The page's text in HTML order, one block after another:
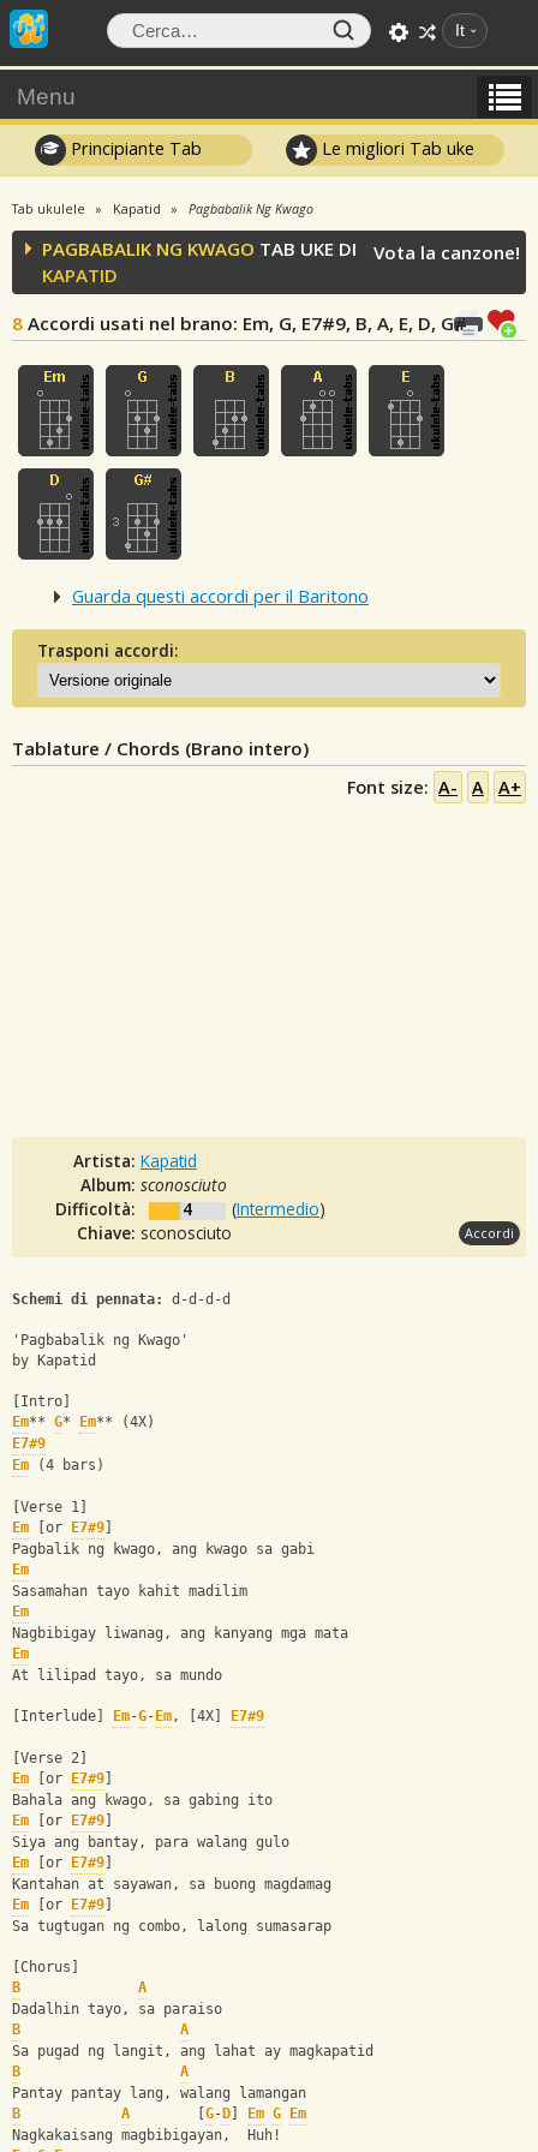
It
Menu
Principiante Tab Le migliori Tab uke
Tab ukulele Kapatid Pagbabalik Ng Kwago
PAGBABALIK NG KWAGO TAB UKE DI
KAPATID
8 Accordi usati nel brano: Em, G, E7#9, B, A, E, D, G#
Vota la canzone!
Guarda questi accordi per il Baritono
Trasponi accordi:
Tablature / Chords (Brano intero)
Font size: A- A A+
Artista: Kapatid
Album: sconosciuto
Difficoltà:
4 (Intermedio)
Chiave: sconosciuto Accordi
Schemi di pennata: d-d-d-d
'Pagbabalik ng Kwago'
by Kapatid
[Intro]
Em** G* Em** (4X)
E7#9
Em (4 bars)
[Verse 1]
Em [or E7#9
Pagbalik ng kwago, ang kwago sa gabi
Em
Sasamahan tayo kahit madilim
Em
Nagbibigay liwanag, ang kanyang mga mata
Em
At lilipad tayo, sa mundo
[Interlude] Em-G- Em, [4X] E7#9
[Verse 2]
Em [or E7#9
Bahala ang kwago, sa gabing ito
Em [or E7#9
Siya ang bantay, para walang gulo
Em [or E7#9
Kantahan at sayawan, sa buong magdamag
Em [or E7#9
Sa tugtugan ng combo, lalong sumasarap
[Chorus]
B
A
Dadalhin tayo, sa paraiso
B
A
Sa pugad ng langit, ang lahat ay magkapatid
B
A
Pantay pantay lang, walang lamangan
B
A G- D Em G
Em
Nagkakaisang magbibigayan,  Huh!